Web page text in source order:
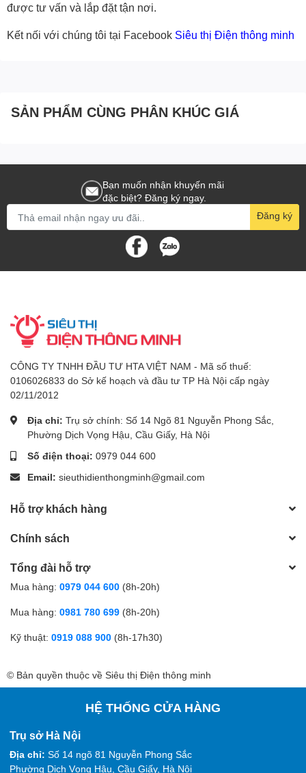
được tư vấn và lắp đặt tận nơi.
Kết nối với chúng tôi tại Facebook Siêu thị Điện thông minh
SẢN PHẨM CÙNG PHÂN KHÚC GIÁ
Bạn muốn nhận khuyến mãi
đặc biệt? Đăng ký ngay.
Đăng ký
CÔNG TY TNHH ĐẦU TƯ HTA VIỆT NAM - Mã số thuế:
0106026833 do Sở kế hoạch và đầu tư TP Hà Nội cấp ngày
02/11/2012
Địa chỉ: Trụ sở chính: Số 14 Ngõ 81 Nguyễn Phong Sắc,
Phường Dịch Vọng Hậu, Cầu Giấy, Hà Nội
Số điện thoại: 0979 044 600
Email: sieuthidienthongminh@gmail.com
Hỗ trợ khách hàng
Chính sách
Tổng đài hỗ trợ
Mua hàng: 0979 044 600 (8h-20h)
Mua hàng: 0981 780 699 (8h-20h)
Kỹ thuật: 0919 088 900 (8h-17h30)
© Bản quyền thuộc về Siêu thị Điện thông minh
HỆ THỐNG CỬA HÀNG
Trụ sở Hà Nội
Địa chỉ: Số 14 ngõ 81 Nguyễn Phong Sắc
Phường Dịch Vọng Hậu, Cầu Giấy, Hà Nội